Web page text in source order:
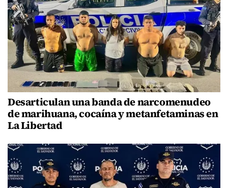
Desarticulan una banda de narcomenudeo
de marihuana, cocaína y metanfetaminas en
La Libertad